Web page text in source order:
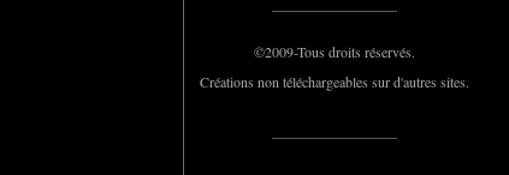
©2009-Tous droits réservés.
Créations non téléchargeables sur d'autres sites.